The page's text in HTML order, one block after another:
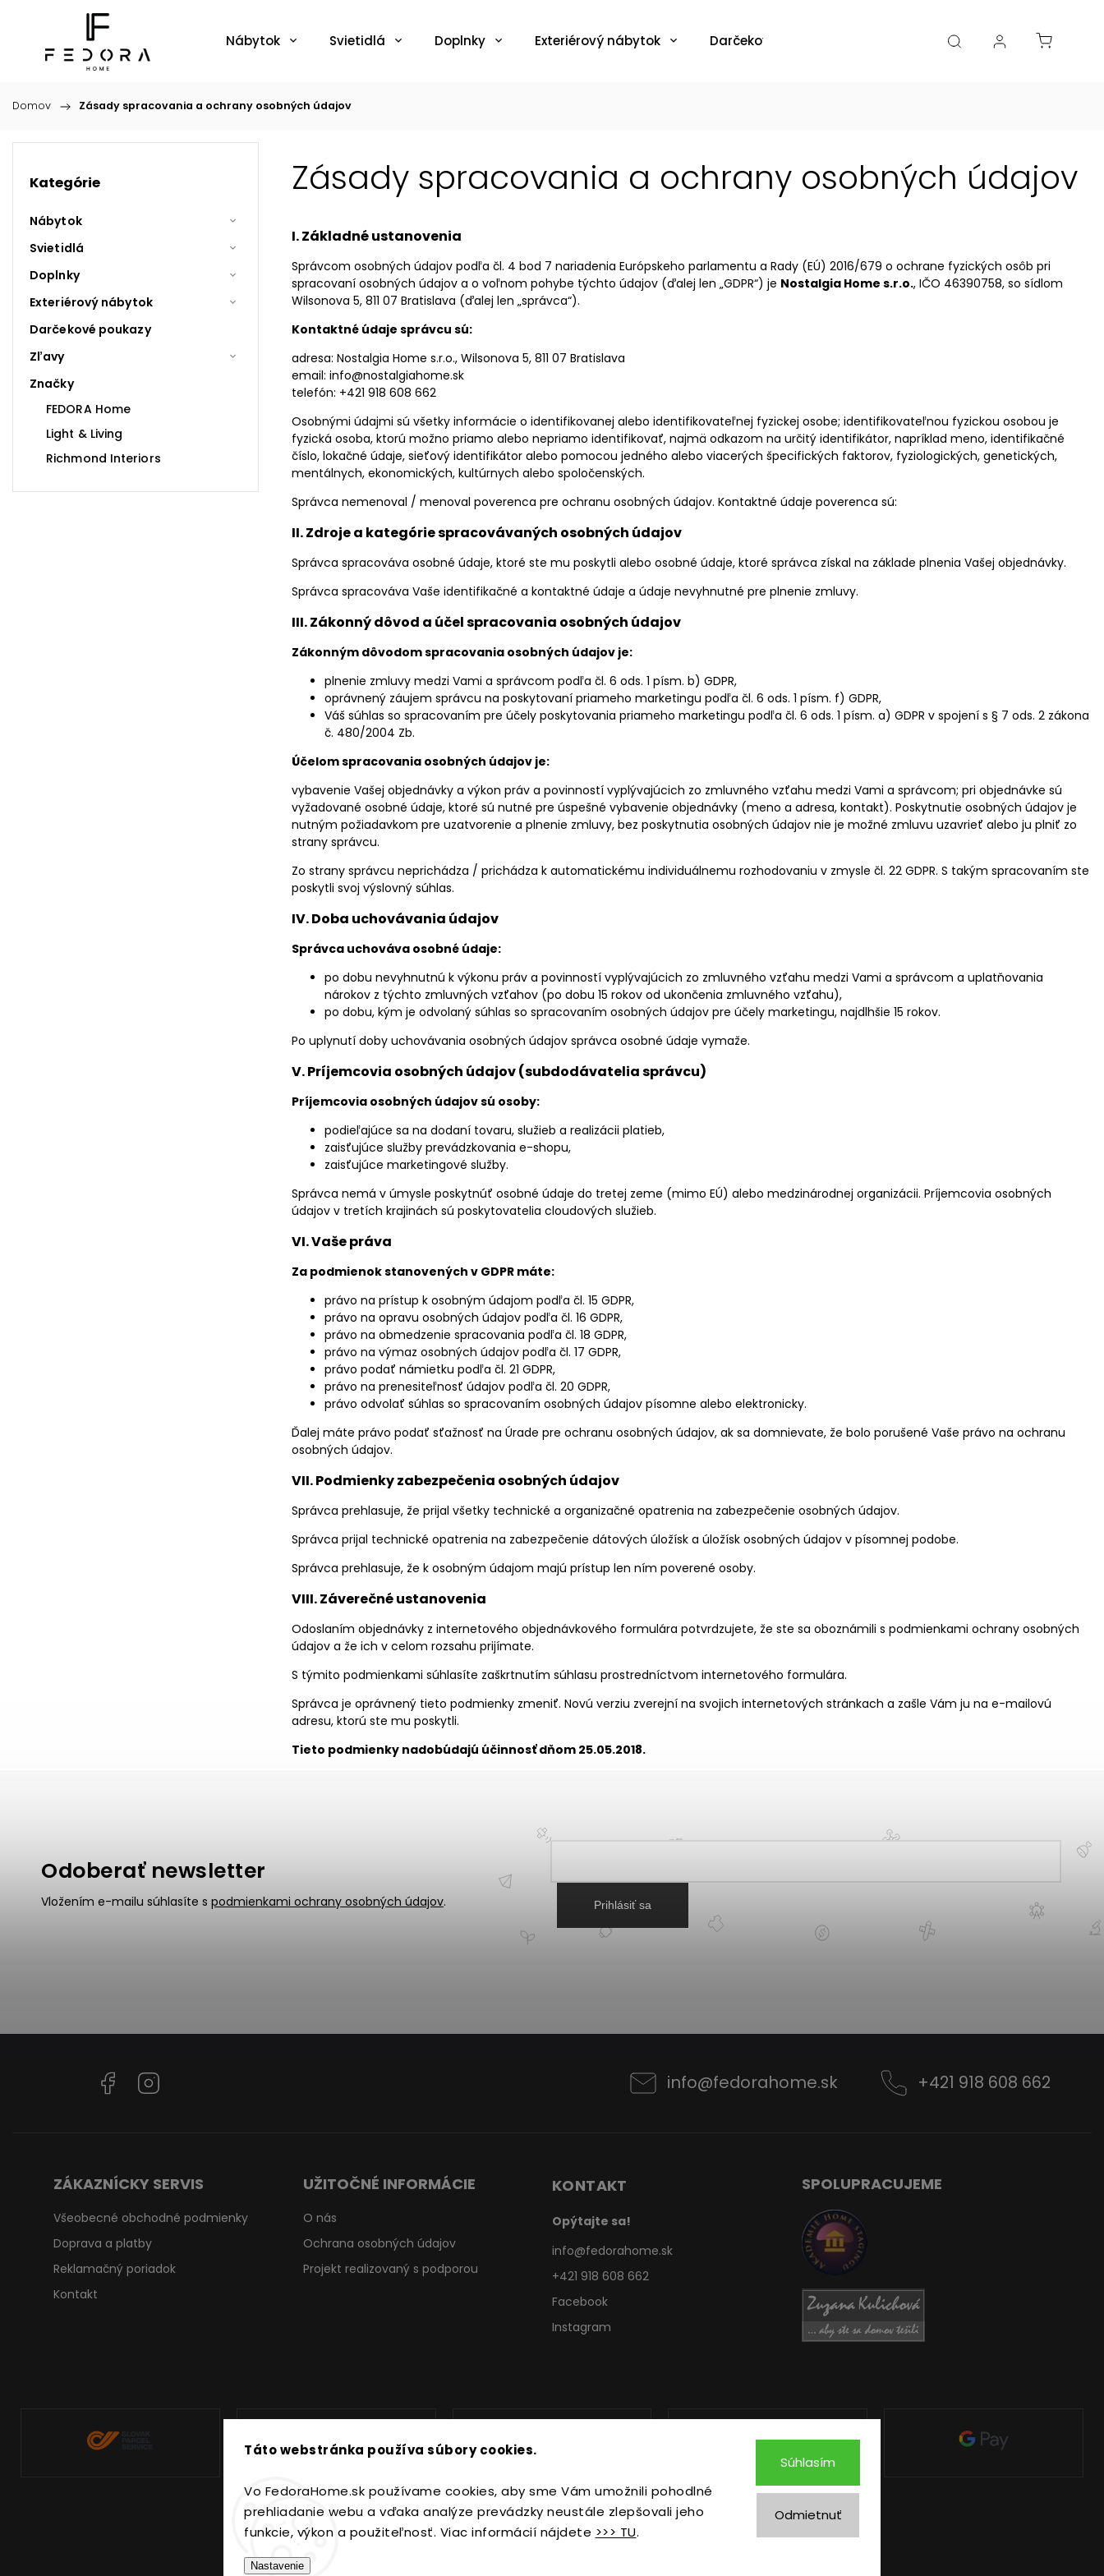
Táto webstránka používa súbory cookies.
Vo FedoraHome.sk používame cookies, aby sme Vám umožnili pohodlné
prehliadanie webu a vďaka analýze prevádzky neustále zlepšovali jeho
funkcie, výkon a použiteľnosť. Viac informácií nájdete >>> TU.
Nastavenie
Odmietnuť
Súhlasím
Nábytok Svietidlá Doplnky Exteriérový nábytok Darčekové poukazy Katalógy Blogy
Domov / Zásady spracovania a ochrany osobných údajov
Kategórie
Nábytok
Svietidlá
Doplnky
Exteriérový nábytok
Darčekové poukazy
Zľavy
Značky
FEDORA Home
Light & Living
Richmond Interiors
Zásady spracovania a ochrany osobných údajov
I. Základné ustanovenia
Správcom osobných údajov podľa čl. 4 bod 7 nariadenia Európskeho parlamentu a Rady (EÚ) 2016/679 o ochrane fyzických osôb pri
spracovaní osobných údajov a o voľnom pohybe týchto údajov (ďalej len „GDPR“) je Nostalgia Home s.r.o., IČO 46390758, so sídlom
Wilsonova 5, 811 07 Bratislava (ďalej len „správca“).
Kontaktné údaje správcu sú:
adresa: Nostalgia Home s.r.o., Wilsonova 5, 811 07 Bratislava
email: info@nostalgiahome.sk
telefón: +421 918 608 662
Osobnými údajmi sú všetky informácie o identifikovanej alebo identifikovateľnej fyzickej osobe; identifikovateľnou fyzickou osobou je
fyzická osoba, ktorú možno priamo alebo nepriamo identifikovať, najmä odkazom na určitý identifikátor, napríklad meno, identifikačné
číslo, lokačné údaje, sieťový identifikátor alebo pomocou jedného alebo viacerých špecifických faktorov, fyziologických, genetických,
mentálnych, ekonomických, kultúrnych alebo spoločenských.
Správca nemenoval / menoval poverenca pre ochranu osobných údajov. Kontaktné údaje poverenca sú:
II. Zdroje a kategórie spracovávaných osobných údajov
Správca spracováva osobné údaje, ktoré ste mu poskytli alebo osobné údaje, ktoré správca získal na základe plnenia Vašej objednávky.
Správca spracováva Vaše identifikačné a kontaktné údaje a údaje nevyhnutné pre plnenie zmluvy.
III. Zákonný dôvod a účel spracovania osobných údajov
Zákonným dôvodom spracovania osobných údajov je:
plnenie zmluvy medzi Vami a správcom podľa čl. 6 ods. 1 písm. b) GDPR,
oprávnený záujem správcu na poskytovaní priameho marketingu podľa čl. 6 ods. 1 písm. f) GDPR,
Váš súhlas so spracovaním pre účely poskytovania priameho marketingu podľa čl. 6 ods. 1 písm. a) GDPR v spojení s § 7 ods. 2 zákona
č. 480/2004 Zb.
Účelom spracovania osobných údajov je:
vybavenie Vašej objednávky a výkon práv a povinností vyplývajúcich zo zmluvného vzťahu medzi Vami a správcom; pri objednávke sú
vyžadované osobné údaje, ktoré sú nutné pre úspešné vybavenie objednávky (meno a adresa, kontakt). Poskytnutie osobných údajov je
nutným požiadavkom pre uzatvorenie a plnenie zmluvy, bez poskytnutia osobných údajov nie je možné zmluvu uzavrieť alebo ju plniť zo
strany správcu.
Zo strany správcu neprichádza / prichádza k automatickému individuálnemu rozhodovaniu v zmysle čl. 22 GDPR. S takým spracovaním ste
poskytli svoj výslovný súhlas.
IV. Doba uchovávania údajov
Správca uchováva osobné údaje:
po dobu nevyhnutnú k výkonu práv a povinností vyplývajúcich zo zmluvného vzťahu medzi Vami a správcom a uplatňovania
nárokov z týchto zmluvných vzťahov (po dobu 15 rokov od ukončenia zmluvného vzťahu),
po dobu, kým je odvolaný súhlas so spracovaním osobných údajov pre účely marketingu, najdlhšie 15 rokov.
Po uplynutí doby uchovávania osobných údajov správca osobné údaje vymaže.
V. Príjemcovia osobných údajov (subdodávatelia správcu)
Príjemcovia osobných údajov sú osoby:
podieľajúce sa na dodaní tovaru, služieb a realizácii platieb,
zaisťujúce služby prevádzkovania e-shopu,
zaisťujúce marketingové služby.
Správca nemá v úmysle poskytnúť osobné údaje do tretej zeme (mimo EÚ) alebo medzinárodnej organizácii. Príjemcovia osobných
údajov v tretích krajinách sú poskytovatelia cloudových služieb.
VI. Vaše práva
Za podmienok stanovených v GDPR máte:
právo na prístup k osobným údajom podľa čl. 15 GDPR,
právo na opravu osobných údajov podľa čl. 16 GDPR,
právo na obmedzenie spracovania podľa čl. 18 GDPR,
právo na výmaz osobných údajov podľa čl. 17 GDPR,
právo podať námietku podľa čl. 21 GDPR,
právo na prenesiteľnosť údajov podľa čl. 20 GDPR,
právo odvolať súhlas so spracovaním osobných údajov písomne alebo elektronicky.
Ďalej máte právo podať sťažnosť na Úrade pre ochranu osobných údajov, ak sa domnievate, že bolo porušené Vaše právo na ochranu
osobných údajov.
VII. Podmienky zabezpečenia osobných údajov
Správca prehlasuje, že prijal všetky technické a organizačné opatrenia na zabezpečenie osobných údajov.
Správca prijal technické opatrenia na zabezpečenie dátových úložísk a úložísk osobných údajov v písomnej podobe.
Správca prehlasuje, že k osobným údajom majú prístup len ním poverené osoby.
VIII. Záverečné ustanovenia
Odoslaním objednávky z internetového objednávkového formulára potvrdzujete, že ste sa oboznámili s podmienkami ochrany osobných
údajov a že ich v celom rozsahu prijímate.
S týmito podmienkami súhlasíte zaškrtnutím súhlasu prostredníctvom internetového formulára.
Správca je oprávnený tieto podmienky zmeniť. Novú verziu zverejní na svojich internetových stránkach a zašle Vám ju na e-mailovú
adresu, ktorú ste mu poskytli.
Tieto podmienky nadobúdajú účinnosť dňom 25.05.2018.
Odoberať newsletter
Vložením e-mailu súhlasíte s podmienkami ochrany osobných údajov. Prihlásiť sa
Facebook info@fedorahome.sk +421 918 608 662
ZÁKAZNÍCKY SERVIS
Všeobecné obchodné podmienky
Doprava a platby
Reklamačný poriadok
Kontakt
UŽITOČNÉ INFORMÁCIE
O nás
Ochrana osobných údajov
Projekt realizovaný s podporou
KONTAKT
Opýtajte sa!
info@fedorahome.sk
+421 918 608 662
Facebook
Instagram
SPOLUPRACUJEME
Copyright 2026FedoraHome.sk. Všetky práva vyhradené.